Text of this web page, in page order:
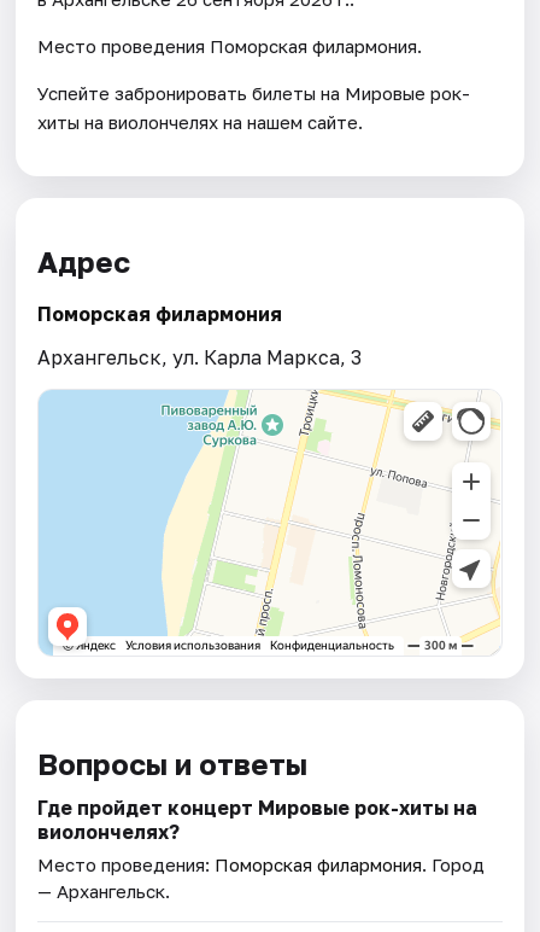
Место проведения Поморская филармония.
Успейте забронировать билеты на Мировые рок-
хиты на виолончелях на нашем сайте.
Адрес
Поморская филармония
Архангельск, ул. Карла Маркса, 3
Вопросы и ответы
Где пройдет концерт Мировые рок-хиты на
виолончелях?
Место проведения: Поморская филармония. Город
— Архангельск.